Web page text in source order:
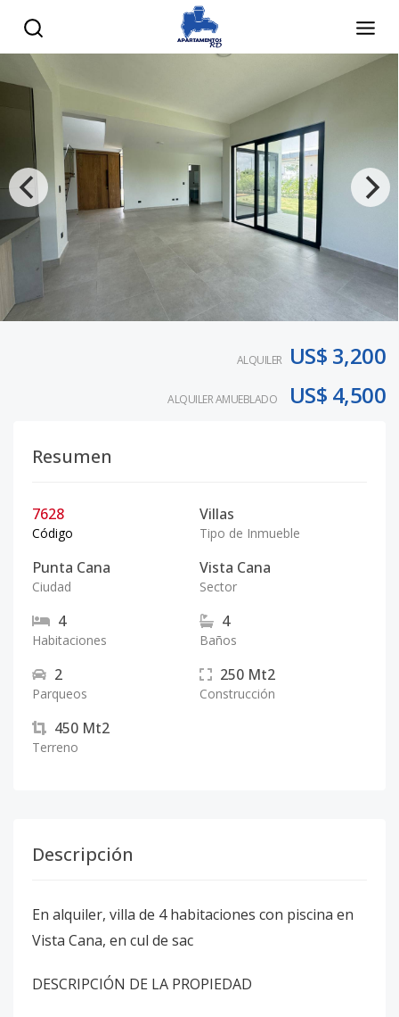
ALQUILER US$ 3,200
ALQUILER AMUEBLADO US$ 4,500
Resumen
7628
Código
Villas
Tipo de Inmueble
Punta Cana
Ciudad
Vista Cana
Sector
4
Habitaciones
4
Baños
2
Parqueos
250 Mt2
Construcción
450 Mt2
Terreno
Descripción
En alquiler, villa de 4 habitaciones con piscina en
Vista Cana, en cul de sac
DESCRIPCIÓN DE LA PROPIEDAD